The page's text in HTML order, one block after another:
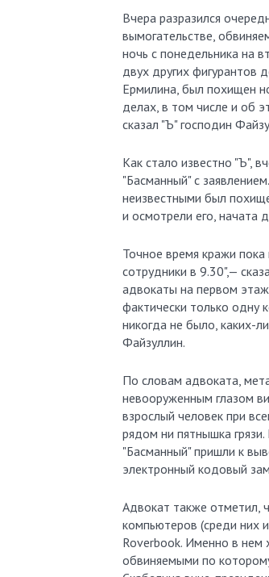
Вчера разразился очередной громкий скандал вокруг уголовного дела о похищении человека и
вымогательстве,
ночь с понедельника на
двух других фигурантов
Ермилина, был похищен
делах, в том числе и об
сказал "Ъ" господин
Как стало известно "Ъ",
"Басманный" с
неизвестными был
и осмотрели его, начата
Точное время кражи
сотрудники в 9.30",—
адвокаты на первом
фактически только одну
никогда не было, каких-
Файзуллин.
По словам адвоката,
невооруженным глазом
взрослый человек при
рядом ни пятнышка
"Басманный" пришли к
электронный кодовый
Адвокат также отметил,
компьютеров (среди них
Roverbook. Именно в нем
обвиняемыми по